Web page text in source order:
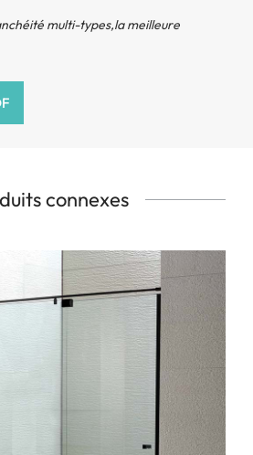
multi-types,la meilleure
connexes